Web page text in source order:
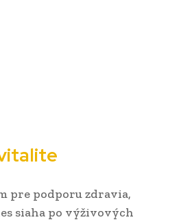
pre podporu zdravia,
siaha po výživových